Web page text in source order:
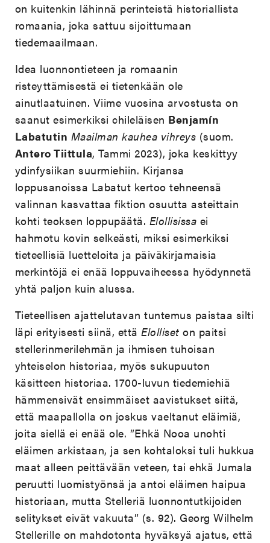
on kuitenkin lähinnä perinteistä historiallista
romaania, joka sattuu sijoittumaan
tiedemaailmaan.
Idea luonnontieteen ja romaanin
risteyttämisestä ei tietenkään ole
ainutlaatuinen. Viime vuosina arvostusta on
saanut esimerkiksi chileläisen Benjamín
Labatutin Maailman kauhea vihreys (suom.
Antero Tiittula, Tammi 2023), joka keskittyy
ydinfysiikan suurmiehiin. Kirjansa
loppusanoissa Labatut kertoo tehneensä
valinnan kasvattaa fiktion osuutta asteittain
kohti teoksen loppupäätä. Elollisissa ei
hahmotu kovin selkeästi, miksi esimerkiksi
tieteellisiä luetteloita ja päiväkirjamaisia
merkintöjä ei enää loppuvaiheessa hyödynnetä
yhtä paljon kuin alussa.
Tieteellisen ajattelutavan tuntemus paistaa silti
läpi erityisesti siinä, että Elolliset on paitsi
stellerinmerilehmän ja ihmisen tuhoisan
yhteiselon historiaa, myös sukupuuton
käsitteen historiaa. 1700-luvun tiedemiehiä
hämmensivät ensimmäiset aavistukset siitä,
että maapallolla on joskus vaeltanut eläimiä,
joita siellä ei enää ole. ”Ehkä Nooa unohti
eläimen arkistaan, ja sen kohtaloksi tuli hukkua
maat alleen peittävään veteen, tai ehkä Jumala
peruutti luomistyönsä ja antoi eläimen haipua
historiaan, mutta Stelleriä luonnontutkijoiden
selitykset eivät vakuuta” (s. 92). Georg Wilhelm
Stellerille on mahdotonta hyväksyä ajatus, että